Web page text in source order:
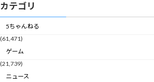
カテゴリ
5ちゃんねる
(61,471)
ゲーム
(21,739)
ニュース